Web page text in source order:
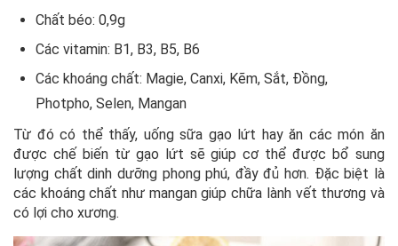
Chất béo: 0,9g
Các vitamin: B1, B3, B5, B6
Các khoáng chất: Magie, Canxi, Kẽm, Sắt, Đồng,
Photpho, Selen, Mangan
Từ đó có thể thấy, uống sữa gạo lứt hay ăn các món ăn
được chế biến từ gạo lứt sẽ giúp cơ thể được bổ sung
lượng chất dinh dưỡng phong phú, đầy đủ hơn. Đặc biệt là
các khoáng chất như mangan giúp chữa lành vết thương và
có lợi cho xương.